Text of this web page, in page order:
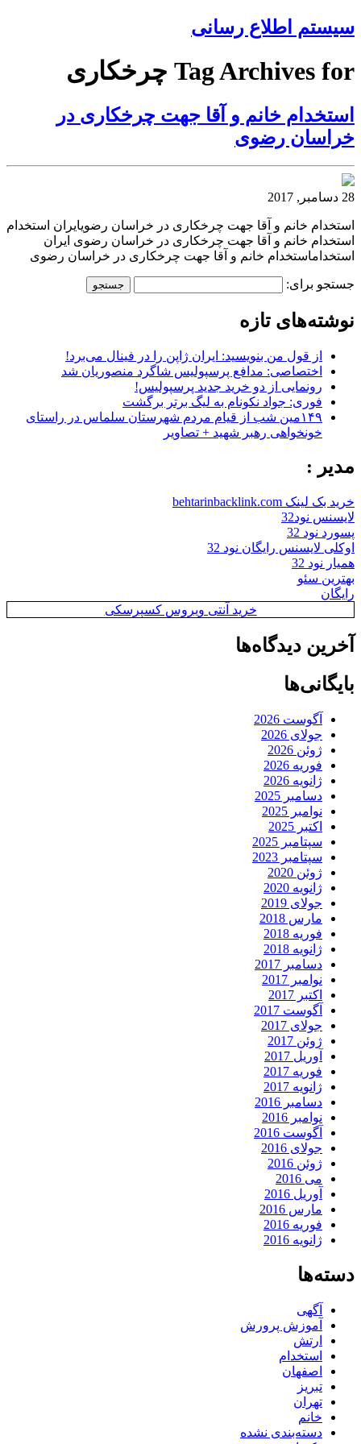
سیستم اطلاع رسانی
Tag Archives for چرخکاری
استخدام خانم و آقا جهت چرخکاری در
خراسان رضوی
28 دسامبر, 2017
استخدام خانم و آقا جهت چرخکاری در خراسان رضویایران استخدام
استخدام خانم و آقا جهت چرخکاری در خراسان رضوی ایران
استخداماستخدام خانم و آقا جهت چرخکاری در خراسان رضوی
جستجو برای:
نوشته‌های تازه
از قول من بنویسید: ایران ژاپن را در فینال می‌برد!
اختصاصی: مدافع پرسپولیس شاگرد منصوریان شد
رونمایی از دو خرید جدید پرسپولیس!
فوری: جواد نکونام به لیگ برتر برگشت
۱۴۹مین شب از قیام مردم شهرستان سلماس در راستای
خونخواهی رهبر شهید + تصاویر
مدیر :
خرید بک لینک behtarinbacklink.com
لایسنس نود32
پسورد نود 32
اوکلی لایسنس رایگان نود 32
همیار نود 32
بهترین سئو
رایگان
خرید آنتی ویروس کسپرسکی
آخرین دیدگاه‌ها
بایگانی‌ها
آگوست 2026
جولای 2026
ژوئن 2026
فوریه 2026
ژانویه 2026
دسامبر 2025
نوامبر 2025
اکتبر 2025
سپتامبر 2025
سپتامبر 2023
ژوئن 2020
ژانویه 2020
جولای 2019
مارس 2018
فوریه 2018
ژانویه 2018
دسامبر 2017
نوامبر 2017
اکتبر 2017
آگوست 2017
جولای 2017
ژوئن 2017
آوریل 2017
فوریه 2017
ژانویه 2017
دسامبر 2016
نوامبر 2016
آگوست 2016
جولای 2016
ژوئن 2016
می 2016
آوریل 2016
مارس 2016
فوریه 2016
ژانویه 2016
دسته‌ها
آگهی
آموزش پرورش
ارتش
استخدام
اصفهان
تبریز
تهران
خانم
دسته‌بندی نشده